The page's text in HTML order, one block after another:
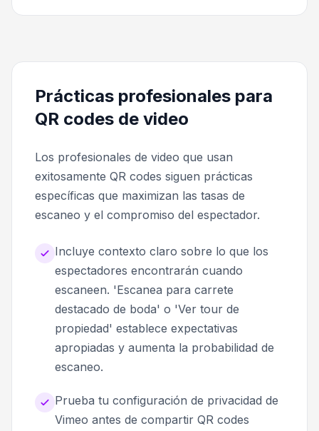
Prácticas profesionales para
QR codes de video
Los profesionales de video que usan
exitosamente QR codes siguen prácticas
específicas que maximizan las tasas de
escaneo y el compromiso del espectador.
Incluye contexto claro sobre lo que los
espectadores encontrarán cuando
escaneen. 'Escanea para carrete
destacado de boda' o 'Ver tour de
propiedad' establece expectativas
apropiadas y aumenta la probabilidad de
escaneo.
Prueba tu configuración de privacidad de
Vimeo antes de compartir QR codes